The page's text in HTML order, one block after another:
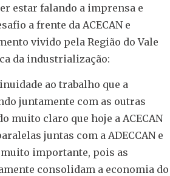
estar falando a imprensa e
a frente da ACECAN e
vivido pela Região do Vale
da industrialização:
ao trabalho que a
juntamente com as outras
muito claro que hoje a ACECAN
juntas com a ADECCAN e
muito importante, pois as
consolidam a economia do